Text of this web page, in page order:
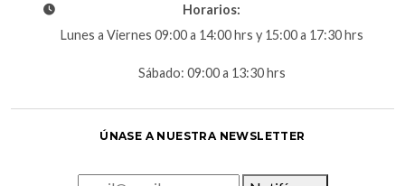
Horarios:
Lunes a Viernes 09:00 a 14:00 hrs y 15:00 a 17:30 hrs
Sábado: 09:00 a 13:30 hrs
ÚNASE A NUESTRA NEWSLETTER